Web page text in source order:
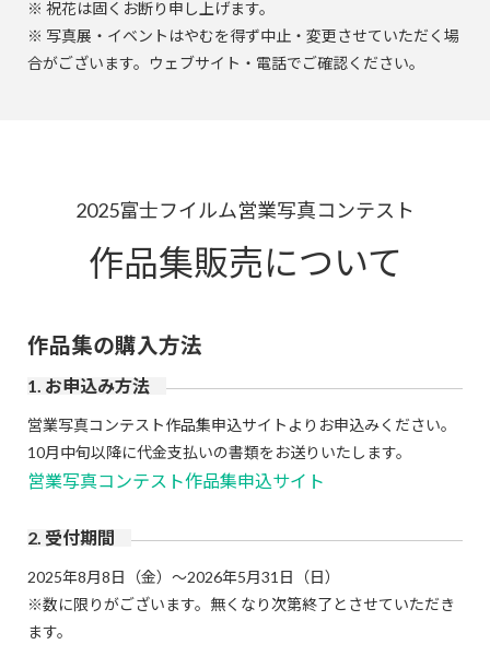
※ 祝花は固くお断り申し上げます。
※ 写真展・イベントはやむを得ず中止・変更させていただく場
合がございます。ウェブサイト・電話でご確認ください。
2025富士フイルム営業写真コンテスト
作品集販売について
作品集の購入方法
1. お申込み方法
営業写真コンテスト作品集申込サイトよりお申込みください。
10月中旬以降に代金支払いの書類をお送りいたします。
営業写真コンテスト作品集申込サイト
2. 受付期間
2025年8月8日（金）～2026年5月31日（日）
※数に限りがございます。無くなり次第終了とさせていただき
ます。